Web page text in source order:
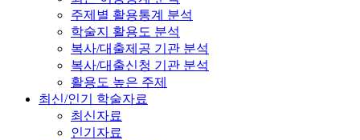
주제별 활용통계 분석
학술지 활용도 분석
복사/대출제공 기관 분석
복사/대출신청 기관 분석
활용도 높은 주제
최신/인기 학술자료
최신자료
인기자료